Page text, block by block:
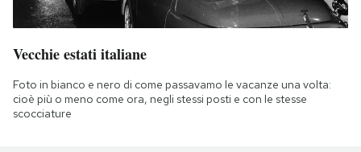
Vecchie estati italiane
Foto in bianco e nero di come passavamo le vacanze una volta:
cioè più o meno come ora, negli stessi posti e con le stesse
scocciature